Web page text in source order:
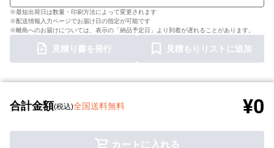
※最短出荷日は数量・印刷方法によって変更されます
※配送情報入力ページでお届け日の指定が可能です
※離島へのお届けについては、表示の「納品予定日」より到着が遅れることがあります。
見積り書を発行 見積もりリストに追加
合計金額(税込)全国送料無料 ¥0
カートに入れる